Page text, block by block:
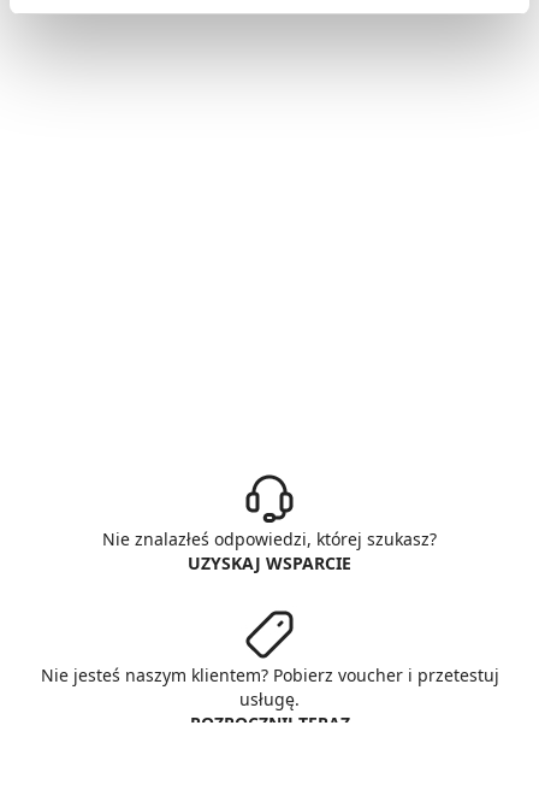
Nie znalazłeś odpowiedzi, której szukasz?
UZYSKAJ WSPARCIE
Nie jesteś naszym klientem? Pobierz voucher i przetestuj
usługę.
ROZPOCZNIJ TERAZ